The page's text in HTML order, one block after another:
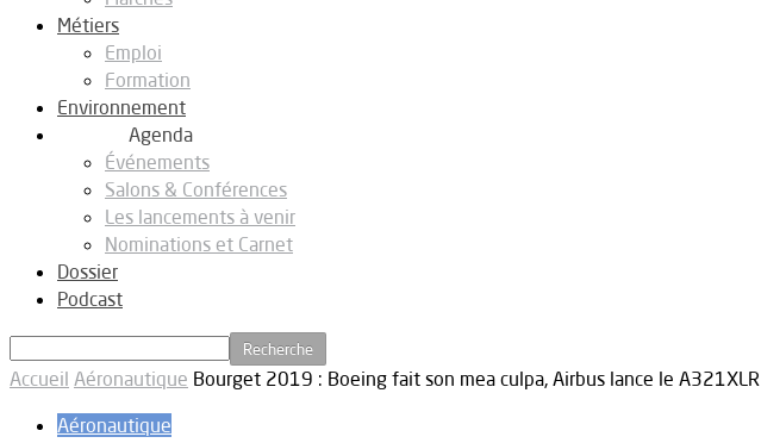
Métiers
Emploi
Formation
Environnement
Agenda
Événements
Salons & Conférences
Les lancements à venir
Nominations et Carnet
Dossier
Podcast
Accueil Aéronautique Bourget 2019 : Boeing fait son mea culpa, Airbus lance le A321XLR
Aéronautique